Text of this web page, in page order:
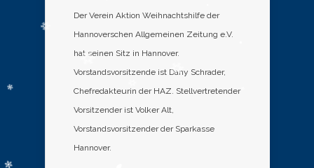
Der Verein Aktion Weihnachtshilfe der
Hannoverschen Allgemeinen Zeitung e.V.
hat seinen Sitz in Hannover.
Vorstandsvorsitzende ist Dany Schrader,
Chefredakteurin der HAZ. Stellvertretender
Vorsitzender ist Volker Alt,
Vorstandsvorsitzender der Sparkasse
Hannover.